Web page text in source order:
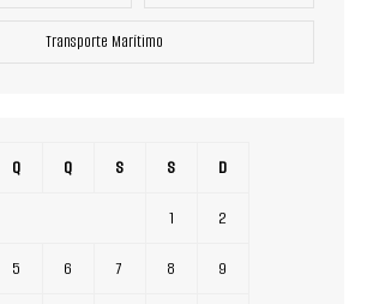
Transporte Marítimo
Q Q S S D
1 2
5 6 7 8 9